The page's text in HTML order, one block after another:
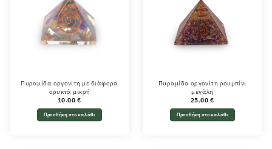
Πυραμίδα οργονίτη με διάφορα
ορυκτά μικρή
10.00 €
Προσθήκη στο καλάθι
Πυραμίδα οργονίτη ρουμπίνι
μεγάλη
25.00 €
Προσθήκη στο καλάθι